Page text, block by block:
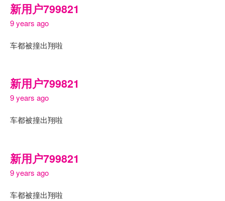
新用户799821
9 years ago
车都被撞出翔啦
新用户799821
9 years ago
车都被撞出翔啦
新用户799821
9 years ago
车都被撞出翔啦